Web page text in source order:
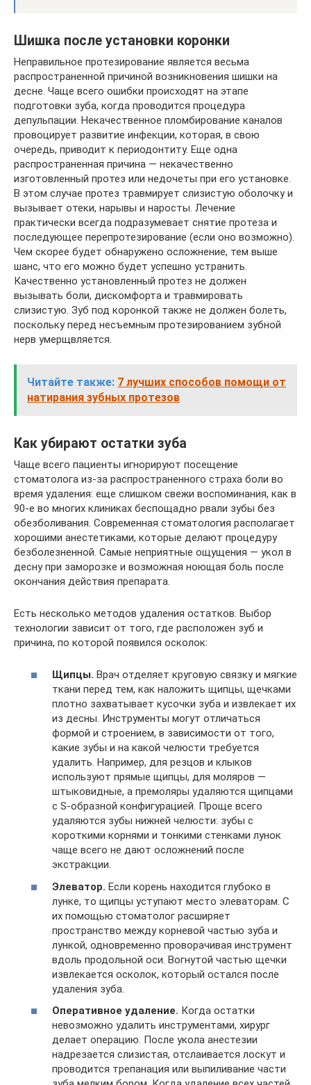
Шишка после установки коронки
Неправильное протезирование является весьма
распространенной причиной возникновения шишки на
десне. Чаще всего ошибки происходят на этапе
подготовки зуба, когда проводится процедура
депульпации. Некачественное пломбирование каналов
провоцирует развитие инфекции, которая, в свою
очередь, приводит к периодонтиту. Еще одна
распространенная причина — некачественно
изготовленный протез или недочеты при его установке.
В этом случае протез травмирует слизистую оболочку и
вызывает отеки, нарывы и наросты. Лечение
практически всегда подразумевает снятие протеза и
последующее перепротезирование (если оно возможно).
Чем скорее будет обнаружено осложнение, тем выше
шанс, что его можно будет успешно устранить.
Качественно установленный протез не должен
вызывать боли, дискомфорта и травмировать
слизистую. Зуб под коронкой также не должен болеть,
поскольку перед несъемным протезированием зубной
нерв умерщвляется.
Читайте также: 7 лучших способов помощи от
натирания зубных протезов
Как убирают остатки зуба
Чаще всего пациенты игнорируют посещение
стоматолога из-за распространенного страха боли во
время удаления: еще слишком свежи воспоминания, как в
90-е во многих клиниках беспощадно рвали зубы без
обезболивания. Современная стоматология располагает
хорошими анестетиками, которые делают процедуру
безболезненной. Самые неприятные ощущения — укол в
десну при заморозке и возможная ноющая боль после
окончания действия препарата.
Есть несколько методов удаления остатков. Выбор
технологии зависит от того, где расположен зуб и
причина, по которой появился осколок:
Щипцы. Врач отделяет круговую связку и мягкие
ткани перед тем, как наложить щипцы, щечками
плотно захватывает кусочки зуба и извлекает их
из десны. Инструменты могут отличаться
формой и строением, в зависимости от того,
какие зубы и на какой челюсти требуется
удалить. Например, для резцов и клыков
используют прямые щипцы, для моляров —
штыковидные, а премоляры удаляются щипцами
с S-образной конфигурацией. Проще всего
удаляются зубы нижней челюсти: зубы с
короткими корнями и тонкими стенками лунок
чаще всего не дают осложнений после
экстракции.
Элеватор. Если корень находится глубоко в
лунке, то щипцы уступают место элеваторам. С
их помощью стоматолог расширяет
пространство между корневой частью зуба и
лункой, одновременно проворачивая инструмент
вдоль продольной оси. Вогнутой частью щечки
извлекается осколок, который остался после
удаления зуба.
Оперативное удаление. Когда остатки
невозможно удалить инструментами, хирург
делает операцию. После укола анестезии
надрезается слизистая, отслаивается лоскут и
проводится трепанация или выпиливание части